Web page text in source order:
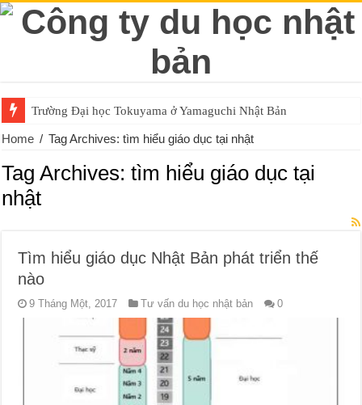
Trường Đại học Tokuyama ở Yamaguchi Nhật Bản
Home / Tag Archives: tìm hiểu giáo dục tại nhật
Tag Archives:tìm hiểu giáo dục tại
nhật
Tìm hiểu giáo dục Nhật Bản phát triển thế
nào
9 Tháng Một, 2017 Tư vấn du học nhật bản 0